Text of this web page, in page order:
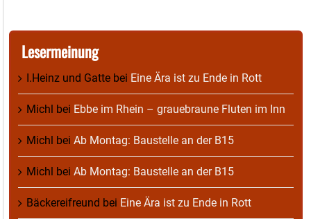
Lesermeinung
I.Heinz und Gatte bei Eine Ära ist zu Ende in Rott
Michl bei Ebbe im Rhein – grauebraune Fluten im Inn
Michl bei Ab Montag: Baustelle an der B15
Michl bei Ab Montag: Baustelle an der B15
Bäckereifreund bei Eine Ära ist zu Ende in Rott